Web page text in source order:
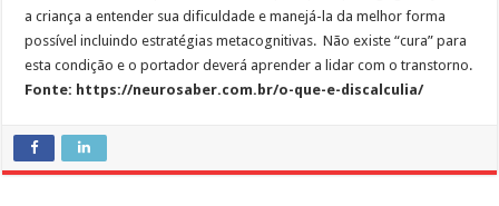
a criança a entender sua dificuldade e manejá-la da melhor forma
possível incluindo estratégias metacognitivas. Não existe “cura” para
esta condição e o portador deverá aprender a lidar com o transtorno.
Fonte: https://neurosaber.com.br/o-que-e-discalculia/